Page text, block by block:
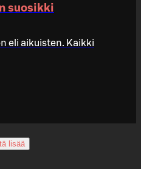
suosikki
eli aikuisten. Kaikki
lisää